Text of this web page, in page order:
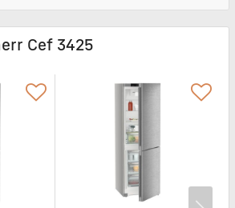
Cef 3425